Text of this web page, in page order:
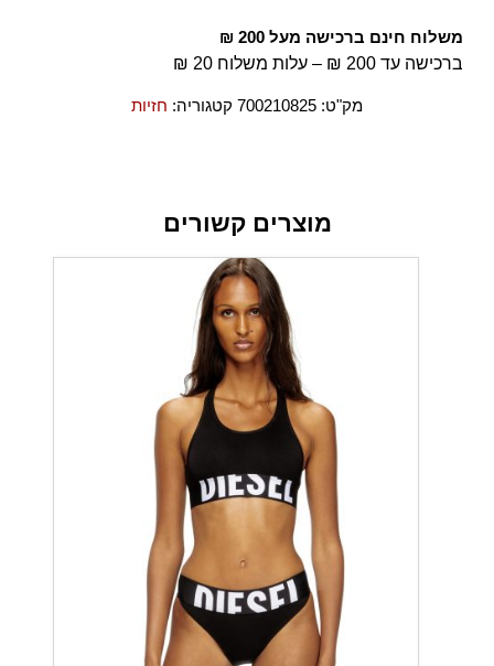
משלוח חינם ברכישה מעל 200 ₪
ברכישה עד 200 ₪ – עלות משלוח 20 ₪
מק"ט: 700210825 קטגוריה: חזיות
מוצרים קשורים